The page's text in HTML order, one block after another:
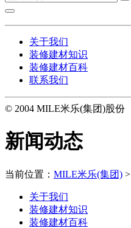
关于我们
装修建材知识
装修建材百科
联系我们
© 2004 MILE米乐(集团)股份
新闻动态
当前位置： MILE米乐(集团) >
关于我们
装修建材知识
装修建材百科